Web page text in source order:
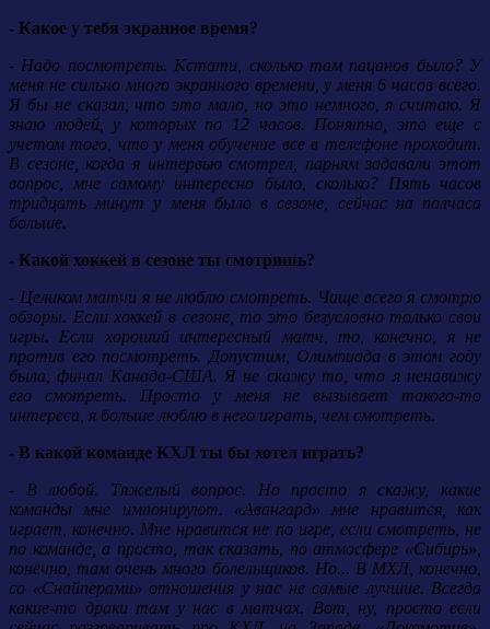
- Какое у тебя экранное время?
- Надо посмотреть. Кстати, сколько там пацанов было? У
меня не сильно много экранного времени, у меня 6 часов всего.
Я бы не сказал, что это мало, но это немного, я считаю. Я
знаю людей, у которых по 12 часов. Понятно, это еще с
учетом того, что у меня обучение все в телефоне проходит.
В сезоне, когда я интервью смотрел, парням задавали этот
вопрос, мне самому интересно было, сколько? Пять часов
тридцать минут у меня было в сезоне, сейчас на полчаса
больше.
- Какой хоккей в сезоне ты смотришь?
- Целиком матчи я не люблю смотреть. Чаще всего я смотрю
обзоры. Если хоккей в сезоне, то это безусловно только свои
игры. Если хороший интересный матч, то, конечно, я не
против его посмотреть. Допустим, Олимпиада в этом году
была, финал Канада-США. Я не скажу то, что я ненавижу
его смотреть. Просто у меня не вызывает такого-то
интереса, я больше люблю в него играть, чем смотреть.
- В какой команде КХЛ ты бы хотел играть?
- В любой. Тяжелый вопрос. Но просто я скажу, какие
команды мне импонируют. «Авангард» мне нравится, как
играет, конечно. Мне нравится не по игре, если смотреть, не
по команде, а просто, так сказать, по атмосфере «Сибирь»,
конечно, там очень много болельщиков. Но... В МХЛ, конечно,
со «Снайперами» отношения у нас не самые лучшие. Всегда
какие-то драки там у нас в матчах. Вот, ну, просто если